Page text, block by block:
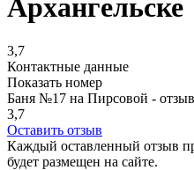
Архангельске
3,7
Контактные данные
Показать номер
Баня №17 на Пирсовой -
3,7
Оставить отзыв
Каждый оставленный отзыв
будет размещен на сайте.